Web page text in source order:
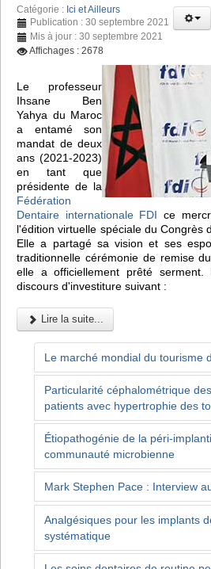
Catégorie : Ici et Ailleurs
Publication : 30 septembre 2021
Mis à jour : 30 septembre 2021
Affichages : 2678
Le professeur
Ihsane Ben
Yahya du Maroc
a entamé son
mandat de deux
ans (2021-2023)
en tant que
présidente de la
Fédération
Dentaire internationale FDI ce
l'édition virtuelle spéciale du Congrès
Elle a partagé sa vision et ses
traditionnelle cérémonie de remise
elle a officiellement prêté
discours d'investiture suivant :
Lire la suite...
Le marché mondial du tourisme
Particularité céphalométrique
patients avec hypertrophie des
Étiopathogénie de la péri-
communauté microbienne
Mark Stephen Pace : Interview
Analgésiques pour les implants
systématique